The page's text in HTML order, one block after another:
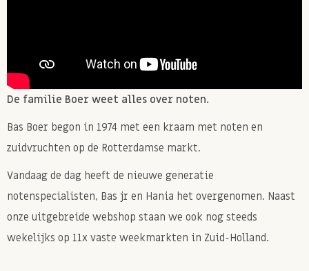
De familie Boer weet alles over noten.
Bas Boer begon in 1974 met een kraam met noten en
zuidvruchten op de Rotterdamse markt.
Vandaag de dag heeft de nieuwe generatie
notenspecialisten, Bas jr en Hania het overgenomen. Naast
onze uitgebreide webshop staan we ook nog steeds
wekelijks op 11x vaste weekmarkten in Zuid-Holland.